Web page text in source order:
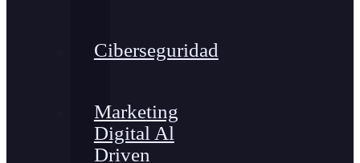
Ciberseguridad
Marketing
Digital Al
Driven